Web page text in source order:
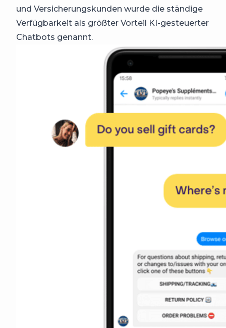
und Versicherungskunden wurde die ständige
Verfügbarkeit als größter Vorteil KI-gesteuerter
Chatbots genannt.